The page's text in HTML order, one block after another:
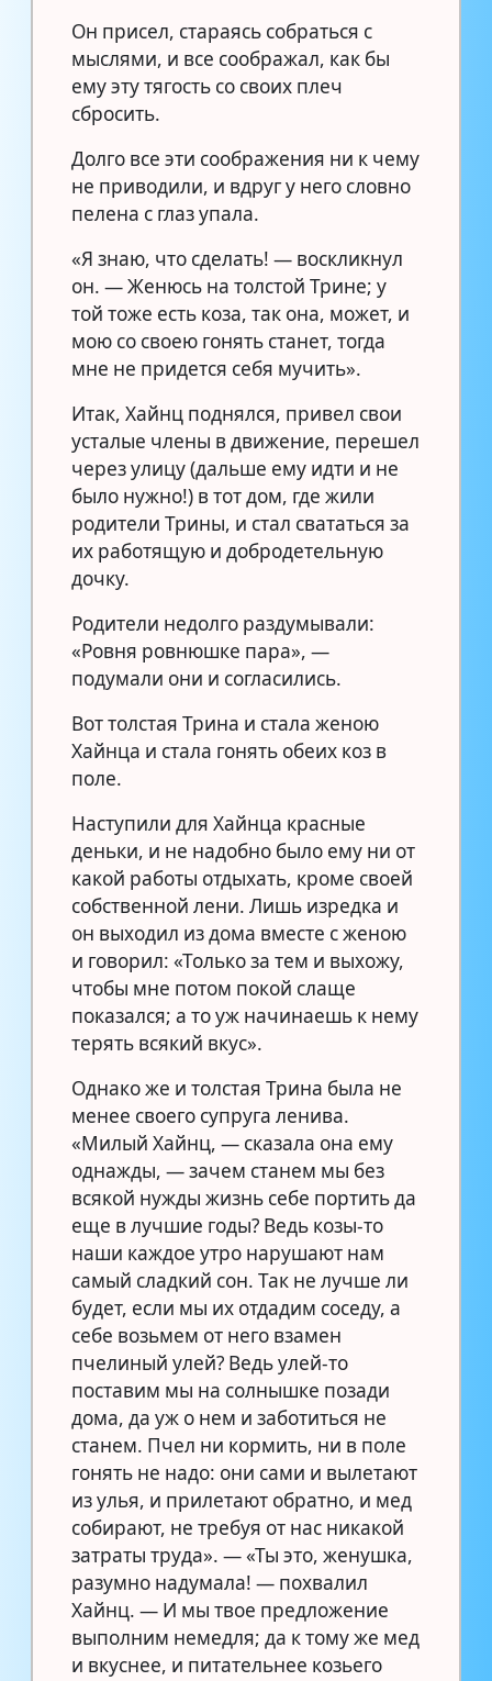
Он присел, стараясь собраться с
мыслями, и все соображал, как бы
ему эту тягость со своих плеч
сбросить.
Долго все эти соображения ни к чему
не приводили, и вдруг у него словно
пелена с глаз упала.
«Я знаю, что сделать! — воскликнул
он. — Женюсь на толстой Трине; у
той тоже есть коза, так она, может, и
мою со своею гонять станет, тогда
мне не придется себя мучить».
Итак, Хайнц поднялся, привел свои
усталые члены в движение, перешел
через улицу (дальше ему идти и не
было нужно!) в тот дом, где жили
родители Трины, и стал свататься за
их работящую и добродетельную
дочку.
Родители недолго раздумывали:
«Ровня ровнюшке пара», —
подумали они и согласились.
Вот толстая Трина и стала женою
Хайнца и стала гонять обеих коз в
поле.
Наступили для Хайнца красные
деньки, и не надобно было ему ни от
какой работы отдыхать, кроме своей
собственной лени. Лишь изредка и
он выходил из дома вместе с женою
и говорил: «Только за тем и выхожу,
чтобы мне потом покой слаще
показался; а то уж начинаешь к нему
терять всякий вкус».
Однако же и толстая Трина была не
менее своего супруга ленива.
«Милый Хайнц, — сказала она ему
однажды, — зачем станем мы без
всякой нужды жизнь себе портить да
еще в лучшие годы? Ведь козы-то
наши каждое утро нарушают нам
самый сладкий сон. Так не лучше ли
будет, если мы их отдадим соседу, а
себе возьмем от него взамен
пчелиный улей? Ведь улей-то
поставим мы на солнышке позади
дома, да уж о нем и заботиться не
станем. Пчел ни кормить, ни в поле
гонять не надо: они сами и вылетают
из улья, и прилетают обратно, и мед
собирают, не требуя от нас никакой
затраты труда». — «Ты это, женушка,
разумно надумала! — похвалил
Хайнц. — И мы твое предложение
выполним немедля; да к тому же мед
и вкуснее, и питательнее козьего